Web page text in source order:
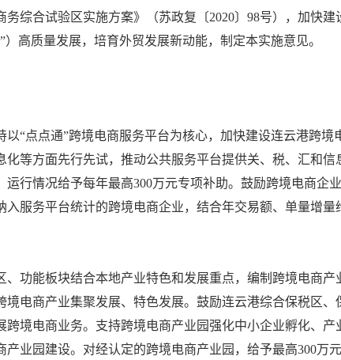
综合试验区实施方案》（苏政复〔2020〕98号），加快
高质量发展，培育外贸发展新动能，制定本实施意见。
以“点点通”跨境电商服务平台为核心，加快建设连云港跨境
等方面先行先试，推动公共服务平台提供关、税、汇和
行情况给予每年最高300万元专项补助。鼓励跨境电商企
服务平台统计的跨境电商企业，结合年交易额、单量增
、功能板块结合本地产业特色和发展重点，编制跨境电商
电商产业集聚发展、特色发展。鼓励连云港综合保税区
境电商业务。支持跨境电商产业园强化中小企业孵化、
业园建设。对经认定的跨境电商产业园，给予最高300万